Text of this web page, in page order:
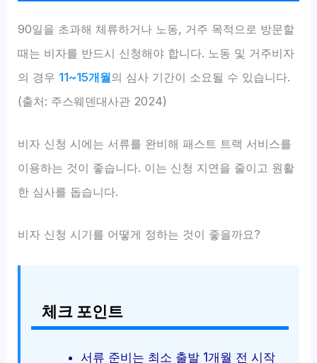
90일을 초과해 체류하거나 노동, 거주 목적으로 방문할
때는 비자를 반드시 신청해야 합니다. 노동 및 거주비자
의 경우 11~15개월의 심사 기간이 소요될 수 있습니다.
(출처: 주스웨덴대사관 2024)
비자 신청 시에는 서류를 완비해 패스트 트랙 서비스를
이용하는 것이 좋습니다. 이는 신청 지연을 줄이고 원활
한 심사를 돕습니다.
비자 신청 시기를 어떻게 정하는 것이 좋을까요?
체크 포인트
서류 준비는 최소 출발 1개월 전 시작